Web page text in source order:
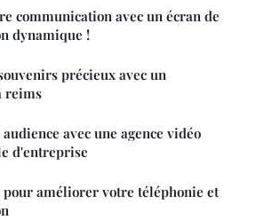
communication avec un écran de
dynamique !
précieux avec un
reims
avec une agence vidéo
d'entreprise
pour améliorer votre téléphonie et